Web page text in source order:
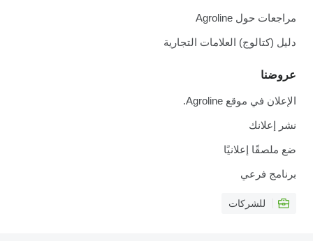
مراجعات حول Agroline
دليل (كتالوج) العلامات التجارية
عروضنا
الإعلان في موقع Agroline.
نشر إعلانك
ضع ملصقًا إعلانيًا
برنامج فرعي
للشركات